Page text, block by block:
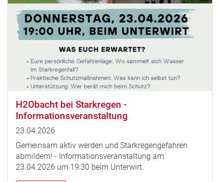
H2Obacht bei Starkregen -
Informationsveranstaltung
23.04.2026
Gemeinsam aktiv werden und Starkregengefahren
abmildern! - Informationsveranstaltung am
23.04.2026 um 19:30 beim Unterwirt.